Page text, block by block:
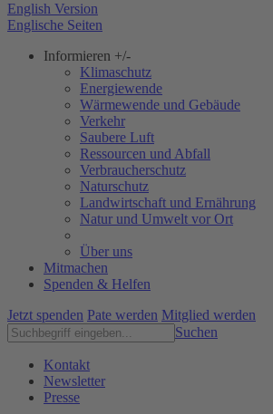
English Version
Englische Seiten
Informieren +/-
Klimaschutz
Energiewende
Wärmewende und Gebäude
Verkehr
Saubere Luft
Ressourcen und Abfall
Verbraucherschutz
Naturschutz
Landwirtschaft und Ernährung
Natur und Umwelt vor Ort
Über uns
Mitmachen
Spenden & Helfen
Jetzt spenden Pate werden Mitglied werden
Suchen
Kontakt
Newsletter
Presse